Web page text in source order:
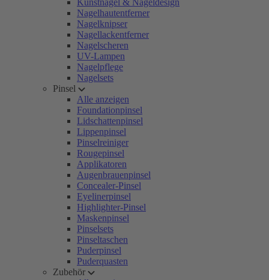
Kunstnägel & Nageldesign
Nagelhautentferner
Nagelknipser
Nagellackentferner
Nagelscheren
UV-Lampen
Nagelpflege
Nagelsets
Pinsel
Alle anzeigen
Foundationpinsel
Lidschattenpinsel
Lippenpinsel
Pinselreiniger
Rougepinsel
Applikatoren
Augenbrauenpinsel
Concealer-Pinsel
Eyelinerpinsel
Highlighter-Pinsel
Maskenpinsel
Pinselsets
Pinseltaschen
Puderpinsel
Puderquasten
Zubehör